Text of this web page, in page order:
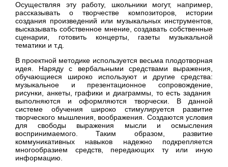
Осуществляя эту работу, школьники могут, например,
рассказывать о творчестве композиторов, истории
создания произведений или музыкальных инструментов,
высказывать собственное мнение, создавать собственные
сценарии, готовить концерты, газеты музыкальной
тематики и т.д.
В проектной методике используется весьма плодотворная
идея. Наряду с вербальными средствами выражения,
обучающиеся широко используют и другие средства:
музыкальное и презентационное сопровождение,
рисунки, анкеты, графики и диаграммы, то есть задания
выполняются и оформляются творчески. В данной
системе обучения широко стимулируется развитие
творческого мышления, воображения. Создаются условия
для свободы выражения мысли и осмысления
воспринимаемого. Таким образом, развитие
коммуникативных навыков надежно подкрепляется
многообразием средств, передающих ту или иную
информацию.